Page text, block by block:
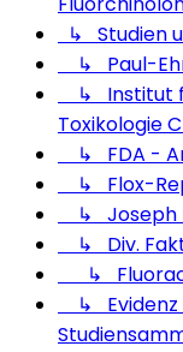
↳ Studien
↳ Paul-
↳ Institut
Toxikologie
↳ FDA -
↳ Flox-
↳ Joseph
↳ Div.
↳
↳